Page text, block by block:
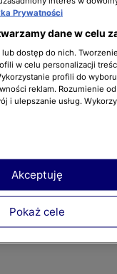
was urządzi"
jak ze
zrobić
do
Prywatności
dane w celu
dostęp do nich.
w celu personalizacji
profili do
reklam. Rozumienie
i ulepszanie usług.
Pokaż cele
Akceptuję